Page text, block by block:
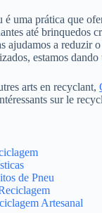
é uma prática que
até brinquedos
ajudamos a reduzir
estamos
arts en recyclant,
sur le
de Pneu
Artesanal